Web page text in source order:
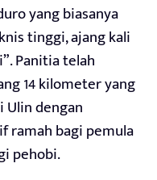
yang biasanya
tinggi, ajang kali
Panitia telah
14 kilometer yang
dengan
ramah bagi pemula
pehobi.